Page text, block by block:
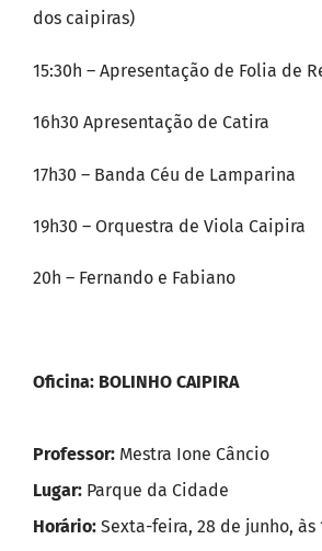
dos caipiras)
15:30h – Apresentação de Folia de
16h30 Apresentação de Catira
17h30 – Banda Céu de Lamparina
19h30 – Orquestra de Viola Caipira
20h – Fernando e Fabiano
Oficina: BOLINHO CAIPIRA
Professor: Mestra Ione Câncio
Lugar: Parque da Cidade
Horário: Sexta-feira, 28 de junho, às